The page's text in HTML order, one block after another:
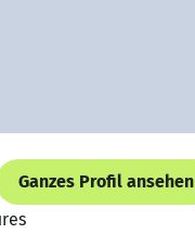
Ganzes Profil ansehen